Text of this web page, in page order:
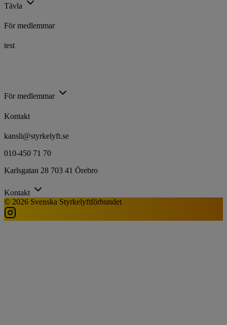
Tävla
För medlemmar
test
För medlemmar
Kontakt
kansli@styrkelyft.se
010-450 71 70
Karlsgatan 28 703 41 Örebro
Kontakt
© 2026 Svenska Styrkelyftförbundet